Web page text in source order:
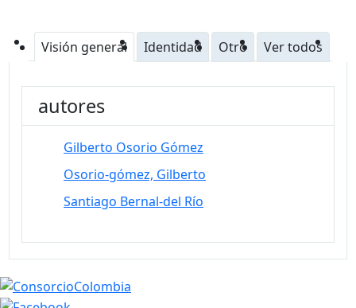
Visión general Identidad Otro Ver todos
autores
Gilberto Osorio Gómez
Osorio-gómez, Gilberto
Santiago Bernal-del Río